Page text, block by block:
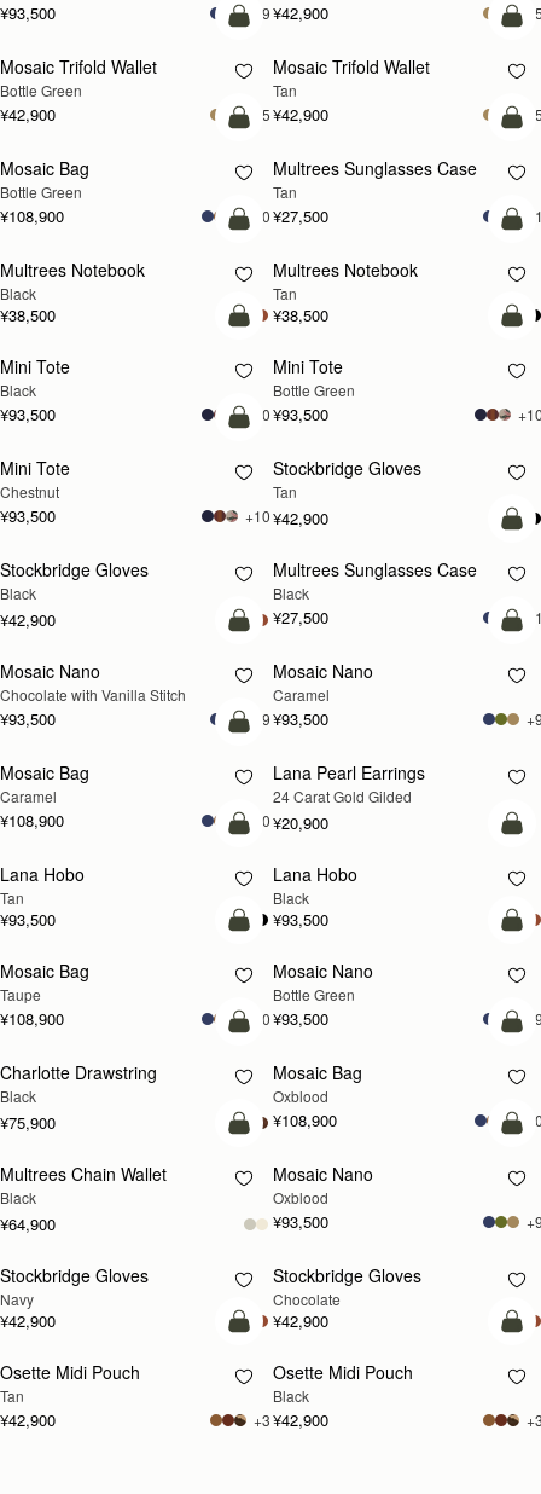
¥93,500 +9¥42,900
カートに追加
Mosaic Trifold Wallet
Bottle Green
¥42,900 +5
カ
Mosaic Trifold Wallet
Tan
¥42,900
カートに追加
Mosaic Bag
Bottle Green
¥108,900 +10
カ
Multrees Sunglasses Case
Tan
¥27,500
予約する
予約する
Multrees Notebook
Black
¥38,500
カ
Multrees Notebook
Tan
¥38,500
カートに追加
Mini Tote
Black
¥93,500 +10
カ
Mini Tote
Bottle Green
¥93,500
カートに追加
Mini Tote
Chestnut
¥93,500 +10
再入荷予定
Stockbridge Gloves
Tan
¥42,900
再入荷予定
Stockbridge Gloves
Black
¥42,900
カ
Multrees Sunglasses Case
Black
¥27,500
カートに追加
Mosaic Nano
Chocolate with Vanilla Stitch
¥93,500 +9
カ
Mosaic Nano
Caramel
¥93,500
カートに追加
Mosaic Bag
Caramel
¥108,900 +10
再入荷予定
Lana Pearl Earrings
24 Carat Gold Gilded
¥20,900
カートに追加
Lana Hobo
Tan
¥93,500
カ
Lana Hobo
Black
¥93,500
カートに追加
Mosaic Bag
Taupe
¥108,900 +10
カ
Mosaic Nano
Bottle Green
¥93,500
カートに追加
Charlotte Drawstring
Black
¥75,900
カ
Mosaic Bag
Oxblood
¥108,900
カートに追加
Multrees Chain Wallet
Black
¥64,900
カ
Mosaic Nano
Oxblood
¥93,500
再入荷予定
Stockbridge Gloves
Navy
¥42,900
再入荷予定
Stockbridge Gloves
Chocolate
¥42,900
カートに追加
Osette Midi Pouch
Tan
¥42,900 +3
カ
Osette Midi Pouch
Black
¥42,900